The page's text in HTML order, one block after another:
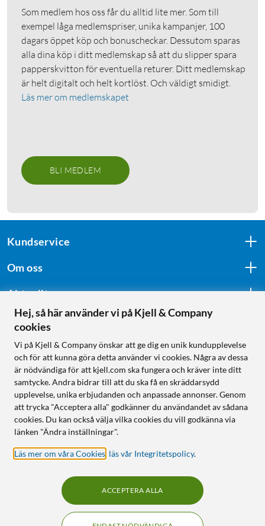
Som medlem hos oss får du alltid lite mer. Som till
exempel låga medlemspriser, unika kampanjer, 100
dagars öppet köp och bonuscheckar. Dessutom sparas
alla dina köp i ditt medlemskap så att du slipper spara
papperskvitton för eventuella returer. Ditt medlemskap
är helt digitalt och helt kortlöst. Och väldigt smidigt.
Läs mer om medlemskapet
BLI MEDLEM
Kundservice
Om oss
Aktuellt
Följ oss
Handla från:
Sverige
Norge
Hej, så här använder vi på Kjell & Company
cookies
Vi på Kjell & Company önskar att ge dig en unik kundupplevelse
och för att kunna göra detta använder vi cookies. Några av dessa
är nödvändiga för att kjell.com ska fungera och kräver inte ditt
samtycke. Andra bidrar till att du ska få en skräddarsydd
upplevelse, unika erbjudanden och anpassade annonser. Genom
att trycka "Acceptera alla" godkänner du användandet av sådana
cookies. Du kan också välja vilka cookies du vill godkänna via
länken "Ändra inställningar".
Läs mer om våra Cookies läs vår Integritetspolicy.
ACCEPTERA ALLA